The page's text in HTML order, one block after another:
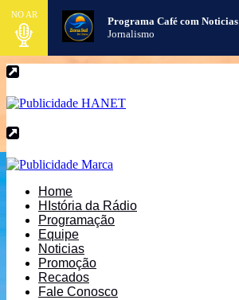
NO AR
Programa Café com Noticias
Jornalismo
Home
HIstória da Rádio
Programação
Equipe
Noticias
Promoção
Recados
Fale Conosco